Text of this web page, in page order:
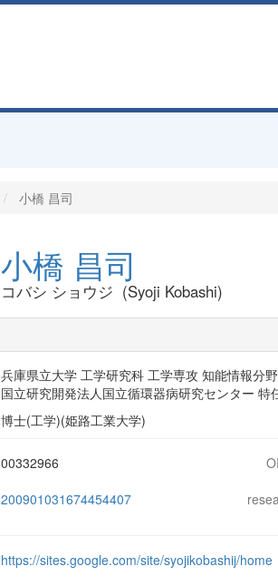
小橋 昌司
小橋 昌司
コバシ ショウジ (Syoji Kobashi)
兵庫県立大学 工学研究科 工学専攻 知能情報分
国立研究開発法人国立循環器病研究センター 特
博士(工学)(姫路工業大学)
00332966
200901031674454407
https://sites.google.com/site/syojikobashij/home